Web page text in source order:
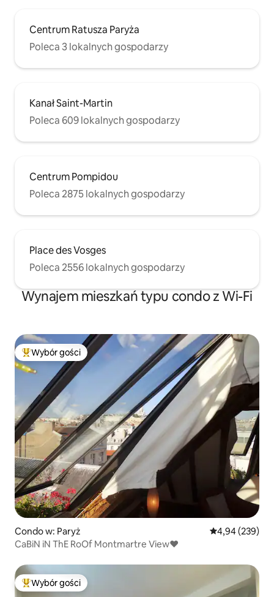
Centrum Ratusza Paryża
Poleca 3 lokalnych gospodarzy
Kanał Saint-Martin
Poleca 609 lokalnych gospodarzy
Centrum Pompidou
Poleca 2875 lokalnych gospodarzy
Place des Vosges
Poleca 2556 lokalnych gospodarzy
Wynajem mieszkań typu condo z Wi-Fi
Najpopularniejsze z kategorii Wybór gości
Wybór gości
Condo w: Paryż Średnia
4,94 (239)
CaBiN iN ThE RoOf Montmartre View♥
Najpopularniejsze z kategorii Wybór gości
Wybór gości